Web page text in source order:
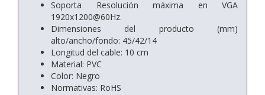
Soporta Resolución máxima en VGA
1920x1200@60Hz.
Dimensiones del producto (mm)
alto/ancho/fondo: 45/42/14
Longitud del cable: 10 cm
Material: PVC
Color: Negro
Normativas: RoHS